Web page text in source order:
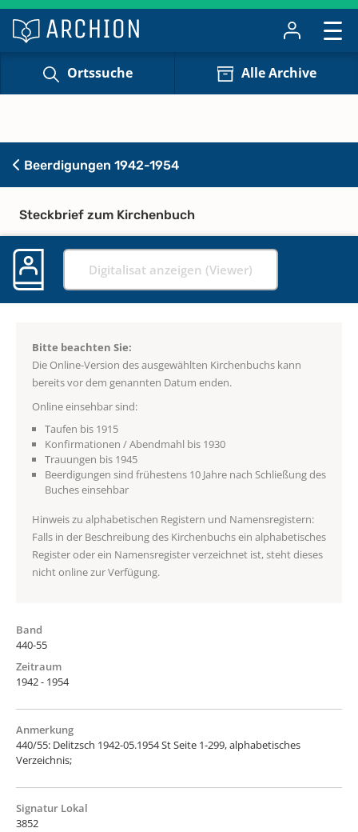
Ortssuche Alle Archive
Beerdigungen 1942-1954
Steckbrief zum Kirchenbuch
Digitalisat anzeigen (Viewer)
Bitte beachten Sie:
Die Online-Version des ausgewählten Kirchenbuchs kann
bereits vor dem genannten Datum enden.
Online einsehbar sind:
Taufen bis 1915
Konfirmationen / Abendmahl bis 1930
Trauungen bis 1945
Beerdigungen sind frühestens 10 Jahre nach Schließung des
Buches einsehbar
Hinweis zu alphabetischen Registern und Namensregistern:
Falls in der Beschreibung des Kirchenbuchs ein alphabetisches
Register oder ein Namensregister verzeichnet ist, steht dieses
nicht online zur Verfügung.
Band
440-55
Zeitraum
1942 - 1954
Anmerkung
440/55: Delitzsch 1942-05.1954 St Seite 1-299, alphabetisches
Verzeichnis;
Signatur Lokal
3852